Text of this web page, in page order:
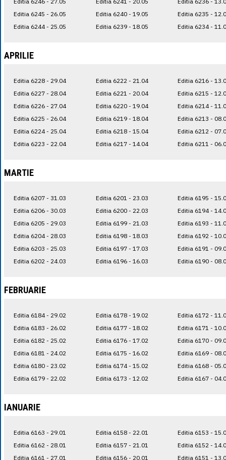
Editia 6245 - 26.05
Editia 6244 - 25.05
Editia 6240 - 19.05
Editia 6239 - 18.05
Editia 6235 -
Editia 6234 -
APRILIE
Editia 6228 - 29.04
Editia 6227 - 28.04
Editia 6226 - 27.04
Editia 6225 - 26.04
Editia 6224 - 25.04
Editia 6223 - 22.04
Editia 6222 - 21.04
Editia 6221 - 20.04
Editia 6220 - 19.04
Editia 6219 - 18.04
Editia 6218 - 15.04
Editia 6217 - 14.04
Editia 6216 -
Editia 6215 -
Editia 6214 -
Editia 6213 -
Editia 6212 -
Editia 6211 -
MARTIE
Editia 6207 - 31.03
Editia 6206 - 30.03
Editia 6205 - 29.03
Editia 6204 - 28.03
Editia 6203 - 25.03
Editia 6202 - 24.03
Editia 6201 - 23.03
Editia 6200 - 22.03
Editia 6199 - 21.03
Editia 6198 - 18.03
Editia 6197 - 17.03
Editia 6196 - 16.03
Editia 6195 -
Editia 6194 -
Editia 6193 -
Editia 6192 -
Editia 6191 -
Editia 6190 -
FEBRUARIE
Editia 6184 - 29.02
Editia 6183 - 26.02
Editia 6182 - 25.02
Editia 6181 - 24.02
Editia 6180 - 23.02
Editia 6179 - 22.02
Editia 6178 - 19.02
Editia 6177 - 18.02
Editia 6176 - 17.02
Editia 6175 - 16.02
Editia 6174 - 15.02
Editia 6173 - 12.02
Editia 6172 -
Editia 6171 -
Editia 6170 -
Editia 6169 -
Editia 6168 -
Editia 6167 -
IANUARIE
Editia 6163 - 29.01
Editia 6162 - 28.01
Editia 6161 - 27.01
Editia 6158 - 22.01
Editia 6157 - 21.01
Editia 6156 - 20.01
Editia 6153 -
Editia 6152 -
Editia 6151 -